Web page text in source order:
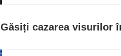
Găsiți cazarea visurilor